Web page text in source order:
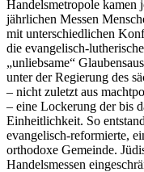
Handelsmetropole kamen
jährlichen Messen
mit unterschiedlichen
die evangelisch-
„unliebsame“
unter der Regierung des
– nicht zuletzt aus
– eine Lockerung der bis
Einheitlichkeit. So
evangelisch-reformierte,
orthodoxe Gemeinde.
Handelsmessen